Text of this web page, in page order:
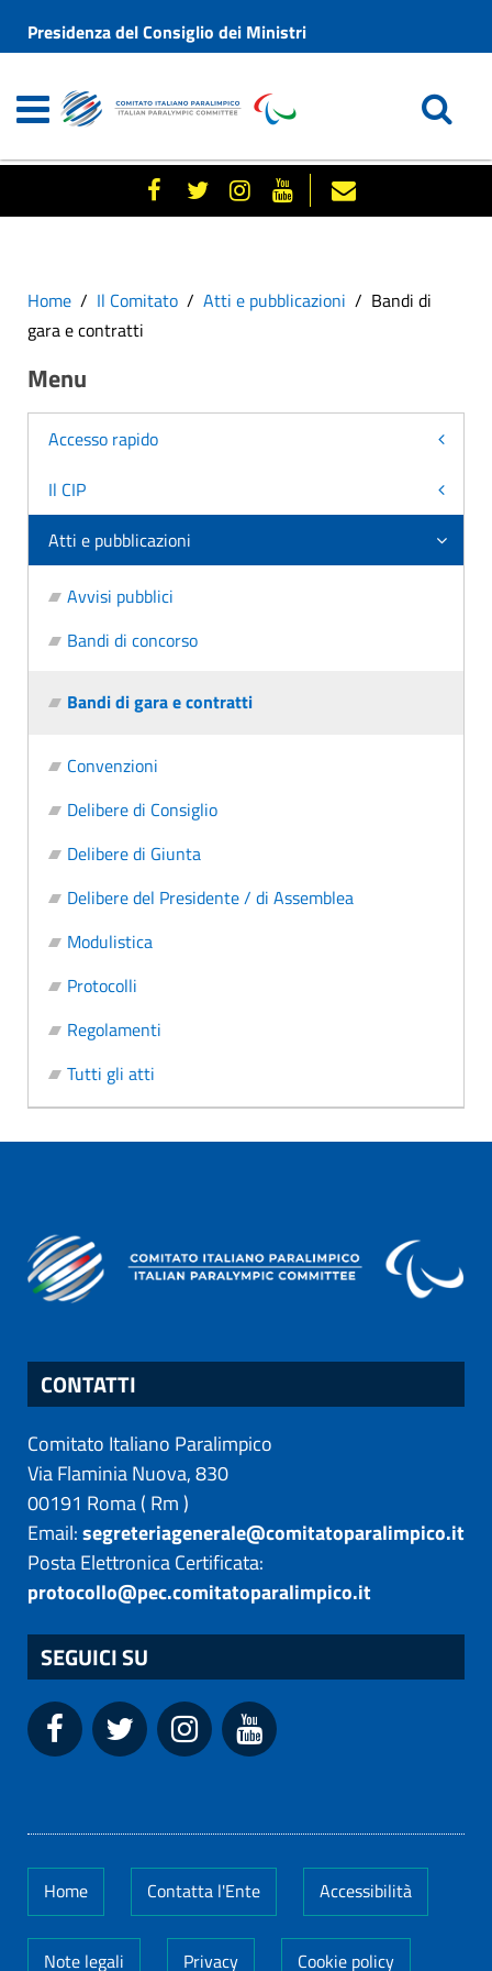
Presidenza del Consiglio dei Ministri
Home Il Comitato Atti e pubblicazioni
Bandi di
gara e contratti
Menu
Accesso rapido
Il CIP
Atti e pubblicazioni
Avvisi pubblici
Bandi di concorso
Bandi di gara e contratti
Convenzioni
Delibere di Consiglio
Delibere di Giunta
Delibere del Presidente / di Assemblea
Modulistica
Protocolli
Regolamenti
Tutti gli atti
CONTATTI
Comitato Italiano Paralimpico
Via Flaminia Nuova, 830
00191 Roma( Rm)
Email:segreteriagenerale@comitatoparalimpico.it
Posta Elettronica Certificata:
protocollo@pec.comitatoparalimpico.it
SEGUICI SU
Home Contatta l'Ente Accessibilità
Note legali Privacy Cookie policy